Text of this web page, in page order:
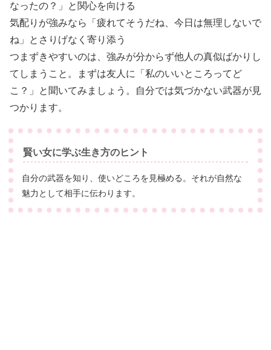
なったの？」と関心を向ける
気配りが強みなら「疲れてそうだね、今日は無理しないで
ね」とさりげなく寄り添う
つまずきやすいのは、強みが分からず他人の真似ばかりし
てしまうこと。まずは友人に「私のいいところってど
こ？」と聞いてみましょう。自分では気づかない武器が見
つかります。
賢い女に学ぶ生き方のヒント
自分の武器を知り、使いどころを見極める。それが自然な
魅力として相手に伝わります。